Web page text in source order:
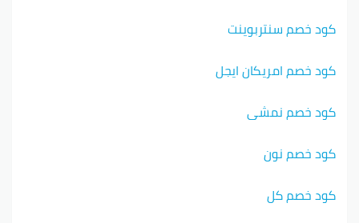
كود خصم سنتربوينت
كود خصم امريكان ايجل
كود خصم نمشي
كود خصم نون
كود خصم كل